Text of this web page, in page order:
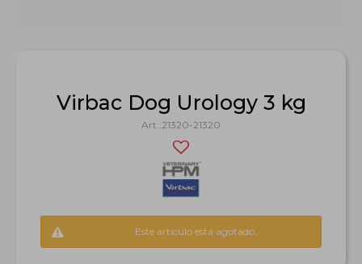
Virbac Dog Urology 3 kg
21320-21320
Este artículo está agotado.